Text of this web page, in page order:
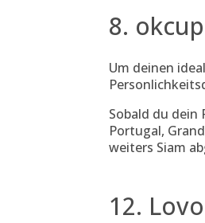
8.
Um deinen
Sobald du
Portugal,
weiters Siam
12.